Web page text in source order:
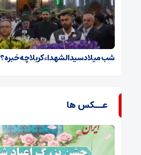
شب میلاد سیدالشهداء کربلا چه خبره؟
عــکس ها